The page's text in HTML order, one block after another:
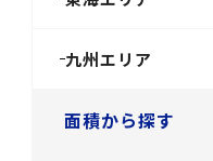
九州エリア
面積から探す